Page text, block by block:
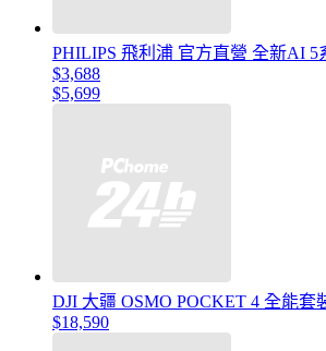
PHILIPS 飛利浦 官方直營 全新AI
$3,688
$5,699
DJI 大疆 OSMO POCKET 4 全能
$18,590